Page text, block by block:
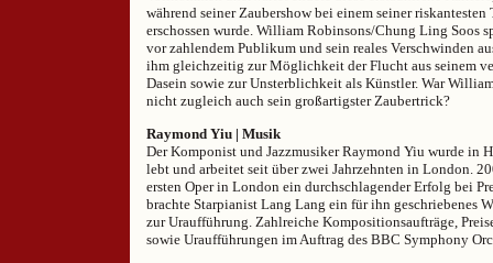
während seiner Zaubershow bei einem seiner
erschossen wurde. William Robinsons/Chung Ling Soos
vor zahlendem Publikum und sein reales Verschwinden
ihm gleichzeitig zur Möglichkeit der Flucht aus seinem
Dasein sowie zur Unsterblichkeit als Künstler. War
nicht zugleich auch sein großartigster Zaubertrick?
Raymond Yiu | Musik
Der Komponist und Jazzmusiker Raymond Yiu wurde in
lebt und arbeitet seit über zwei Jahrzehnten in London.
ersten Oper in London ein durchschlagender Erfolg bei
brachte Starpianist Lang Lang ein für ihn geschriebenes
zur Uraufführung. Zahlreiche Kompositionsaufträge,
sowie Uraufführungen im Auftrag des BBC Symphony